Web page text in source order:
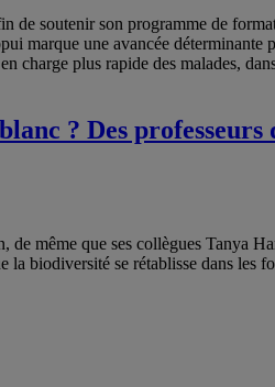
soutenir son programme de
marque une avancée
charge plus rapide des malades,
? Des
même que ses collègues Tanya
biodiversité se rétablisse dans les